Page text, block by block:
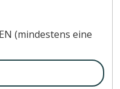
(mindestens eine